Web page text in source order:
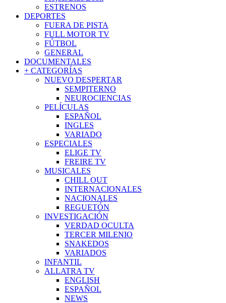
ESTRENOS
DEPORTES
FUERA DE PISTA
FULL MOTOR TV
FÚTBOL
GENERAL
DOCUMENTALES
+ CATEGORÍAS
NUEVO DESPERTAR
SEMPITERNO
NEUROCIENCIAS
PELÍCULAS
ESPAÑOL
INGLES
VARIADO
ESPECIALES
ELIGE TV
FREIRE TV
MUSICALES
CHILL OUT
INTERNACIONALES
NACIONALES
REGUETÓN
INVESTIGACIÓN
VERDAD OCULTA
TERCER MILENIO
SNAKEDOS
VARIADOS
INFANTIL
ALLATRA TV
ENGLISH
ESPAÑOL
NEWS